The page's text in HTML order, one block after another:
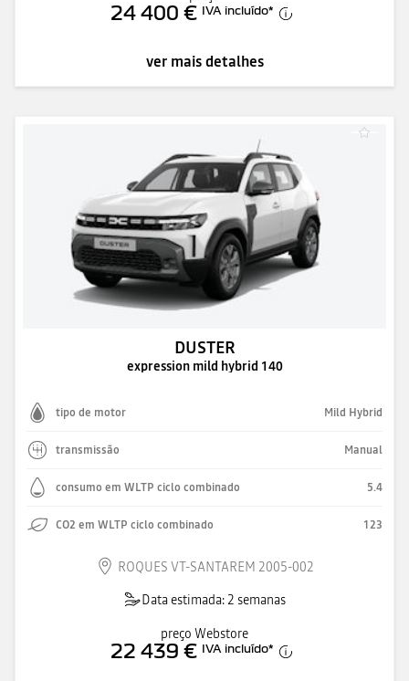
24 400 € IVA incluído*
ver mais detalhes
DUSTER
expression mild hybrid 140
tipo de motor Mild Hybrid
transmissão Manual
consumo em WLTP ciclo combinado 5.4
CO2 em WLTP ciclo combinado 123
ROQUES VT-SANTAREM 2005-002
Data estimada: 2 semanas
preço Webstore
22 439 € IVA incluído*